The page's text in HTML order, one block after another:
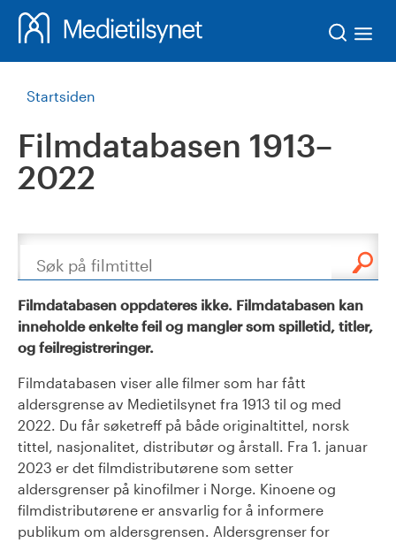
Startsiden
Filmdatabasen 1913–
2022
Søk
Filmdatabasen oppdateres ikke. Filmdatabasen kan
inneholde enkelte feil og mangler som spilletid, titler,
og feilregistreringer.
Filmdatabasen viser alle filmer som har fått
aldersgrense av Medietilsynet fra 1913 til og med
2022. Du får søketreff på både originaltittel, norsk
tittel, nasjonalitet, distributør og årstall. Fra 1. januar
2023 er det filmdistributørene som setter
aldersgrenser på kinofilmer i Norge. Kinoene og
filmdistributørene er ansvarlig for å informere
publikum om aldersgrensen. Aldersgrenser for